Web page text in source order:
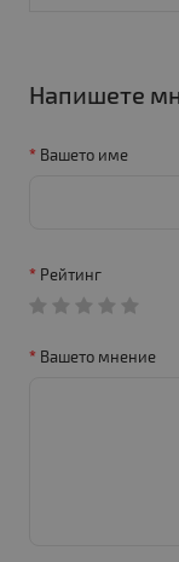
Напишете
Вашето име
Рейтинг
Вашето мнение